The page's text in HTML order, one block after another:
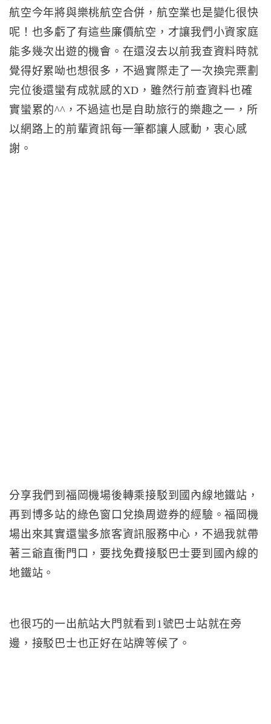
航空今年將與樂桃航空合併，航空業也是變化很快
呢！也多虧了有這些廉價航空，才讓我們小資家庭
能多幾次出遊的機會。在還沒去以前我查資料時就
覺得好累呦也想很多，不過實際走了一次換完票劃
完位後還蠻有成就感的XD，雖然行前查資料也確
實蠻累的^^，不過這也是自助旅行的樂趣之一，所
以網路上的前輩資訊每一筆都讓人感動，衷心感
謝。
分享我們到福岡機場後轉乘接駁到國內線地鐵站，
再到博多站的綠色窗口兌換周遊券的經驗。福岡機
場出來其實還蠻多旅客資訊服務中心，不過我就帶
著三爺直衝門口，要找免費接駁巴士要到國內線的
地鐵站。
也很巧的一出航站大門就看到1號巴士站就在旁
邊，接駁巴士也正好在站牌等候了。